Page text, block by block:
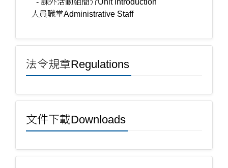
- 課外活動組簡介Unit Introduction
人員職掌Administrative Staff
法令規章Regulations
文件下載Downloads